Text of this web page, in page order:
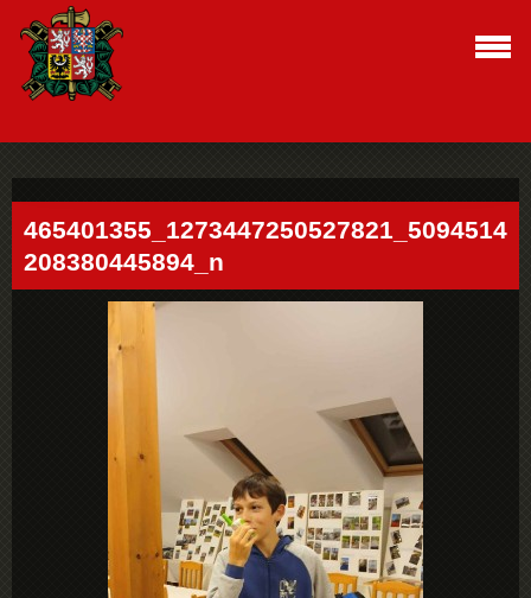
465401355_1273447250527821_5094514
208380445894_n